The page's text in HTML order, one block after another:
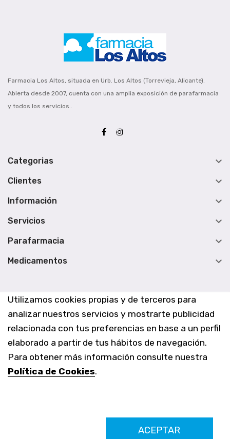
Utilizamos cookies propias y de terceros para
analizar nuestros servicios y mostrarte publicidad
relacionada con tus preferencias en base a un perfil
elaborado a partir de tus hábitos de navegación.
Para obtener más información consulte nuestra
Política de Cookies.
ACEPTAR
Farmacia Los Altos, situada en Urb. Los Altos (Torrevieja, Alicante).
Abierta desde 2007, cuenta con una amplia exposición de parafarmacia
y todos los servicios..
Categorias 
Clientes 
Información 
Servicios 
Parafarmacia 
Medicamentos 
Farmacia Los Altos nº756
Ldo. Alfredo Aparicio Grau 22555408K